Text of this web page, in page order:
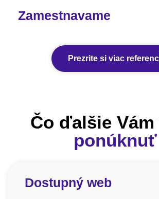
Zamestnavame
Prezrite si viac
Čo ďalšie Vám
ponúknuť
Dostupný web